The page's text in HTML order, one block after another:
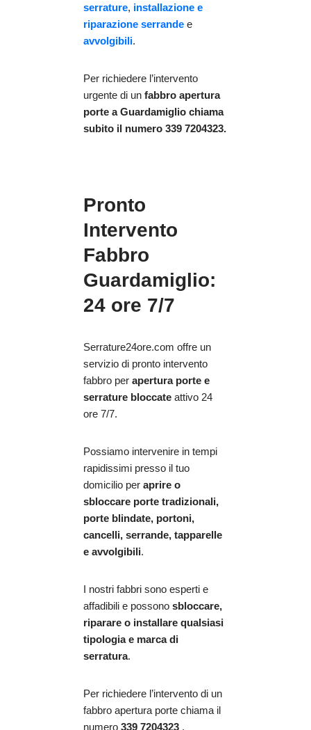
serrature, installazione e
riparazione serrande e
avvolgibili.
Per richiedere l’intervento
urgente di un fabbro apertura
porte a Guardamiglio chiama
subito il numero 339 7204323.
Pronto
Intervento
Fabbro
Guardamiglio:
24 ore 7/7
Serrature24ore.com offre un
servizio di pronto intervento
fabbro per apertura porte e
serrature bloccate attivo 24
ore 7/7.
Possiamo intervenire in tempi
rapidissimi presso il tuo
domicilio per aprire o
sbloccare porte tradizionali,
porte blindate, portoni,
cancelli, serrande, tapparelle
e avvolgibili.
I nostri fabbri sono esperti e
affadibili e possono sbloccare,
riparare o installare qualsiasi
tipologia e marca di
serratura.
Per richiedere l’intervento di un
fabbro apertura porte chiama il
numero 339 7204323 .